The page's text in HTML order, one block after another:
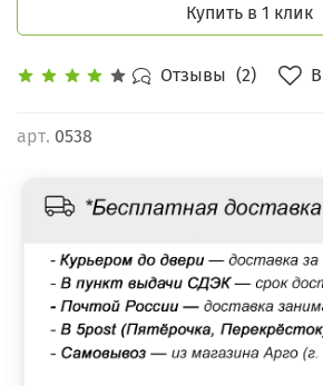
Отзывы (2)
арт. 0538
Купить в 1 клик